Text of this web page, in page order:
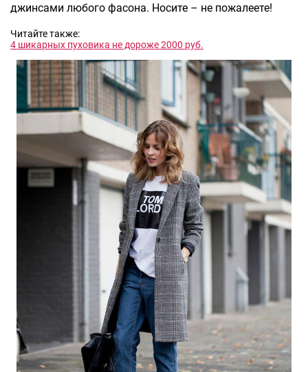
джинсами любого фасона. Носите – не пожалеете!
Читайте также:
4 шикарных пуховика не дороже 2000 руб.